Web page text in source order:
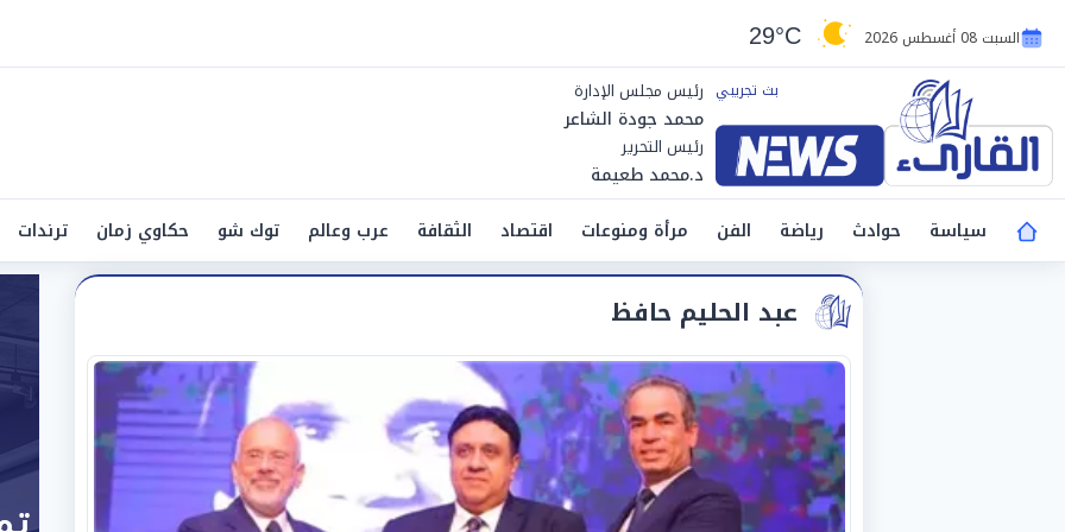
السبت 08 أغسطس 2026 29°C
رئيس مجلس الإدارة
محمد جودة الشاعر
رئيس التحرير
د.محمد طعيمة
سياسة
حوادث رياضة الفن مرأة ومنوعات اقتصاد الثقافة عرب وعالم توك شو حكاوي زمان ترندات
عبد الحليم حافظ